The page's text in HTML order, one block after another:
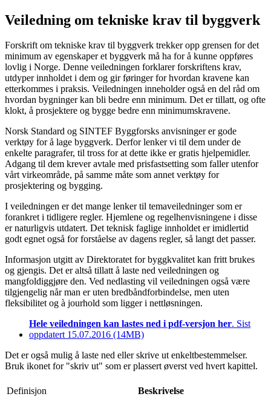
Veiledning om tekniske krav til byggverk
Forskrift om tekniske krav til byggverk trekker opp grensen for det
minimum av egenskaper et byggverk må ha for å kunne oppføres
lovlig i Norge. Denne veiledningen forklarer forskriftens krav,
utdyper innholdet i dem og gir føringer for hvordan kravene kan
etterkommes i praksis. Veiledningen inneholder også en del råd om
hvordan bygninger kan bli bedre enn minimum. Det er tillatt, og ofte
klokt, å prosjektere og bygge bedre enn minimumskravene.
Norsk Standard og SINTEF Byggforsks anvisninger er gode
verktøy for å lage byggverk. Derfor lenker vi til dem under de
enkelte paragrafer, til tross for at dette ikke er gratis hjelpemidler.
Adgang til dem krever avtale med prisfastsetting som faller utenfor
vårt virkeområde, på samme måte som annet verktøy for
prosjektering og bygging.
I veiledningen er det mange lenker til temaveiledninger som er
forankret i tidligere regler. Hjemlene og regelhenvisningene i disse
er naturligvis utdatert. Det teknisk faglige innholdet er imidlertid
godt egnet også for forståelse av dagens regler, så langt det passer.
Informasjon utgitt av Direktoratet for byggkvalitet kan fritt brukes
og gjengis. Det er altså tillatt å laste ned veiledningen og
mangfoldiggjøre den. Ved nedlasting vil veiledningen også være
tilgjengelig når man er uten bredbåndforbindelse, men uten
fleksibilitet og à jourhold som ligger i nettløsningen.
Hele veiledningen kan lastes ned i pdf-versjon her. Sist
oppdatert 15.07.2016 (14MB)
Det er også mulig å laste ned eller skrive ut enkeltbestemmelser.
Bruk ikonet for "skriv ut" som er plassert øverst ved hvert kapittel.
Definisjon Beskrivelse